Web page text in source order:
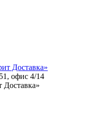
офис 4/14
Доставка»